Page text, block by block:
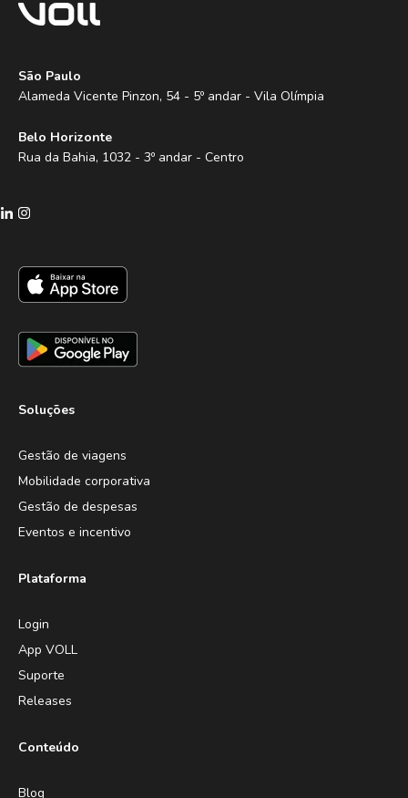
São Paulo
Alameda Vicente Pinzon, 54 - 5º andar - Vila Olímpia
Belo Horizonte
Rua da Bahia, 1032 - 3º andar - Centro
Soluções
Gestão de viagens
Mobilidade corporativa
Gestão de despesas
Eventos e incentivo
Plataforma
Login
App VOLL
Suporte
Releases
Conteúdo
Blog